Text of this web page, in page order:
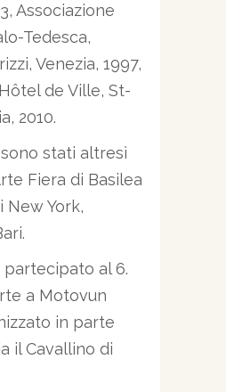
Associazione
Tedesca,
Venezia, 1997,
de Ville, St-
2010.
stati altresì
Fiera di Basilea
New York,
partecipato al 6.
a Motovun
in parte
il Cavallino di